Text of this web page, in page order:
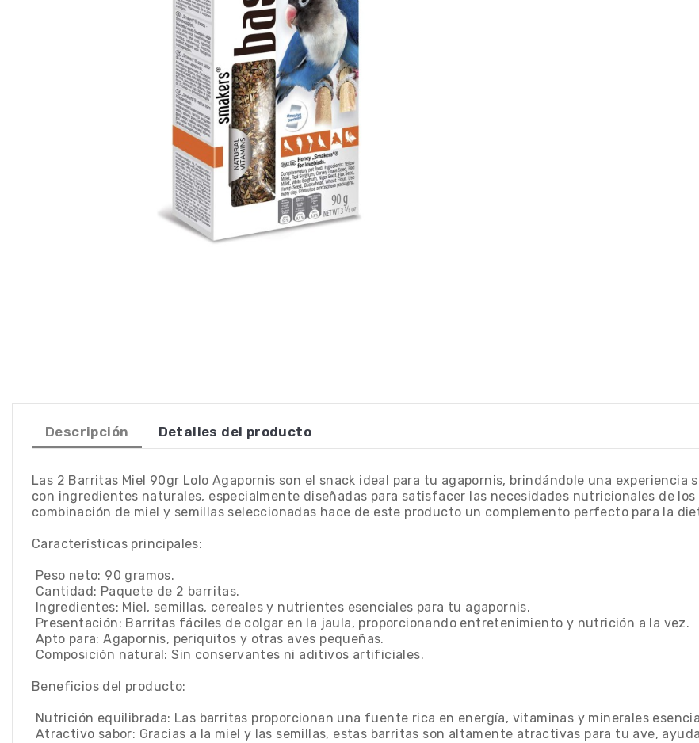
Descripción Detalles del producto
Las 2 Barritas Miel 90gr Lolo Agapornis son el snack ideal para tu agapornis, brindándole una
con ingredientes naturales, especialmente diseñadas para satisfacer las necesidades nutricionales de
combinación de miel y semillas seleccionadas hace de este producto un complemento perfecto para la
Características principales:
 Peso neto: 90 gramos.
 Cantidad: Paquete de 2 barritas.
 Ingredientes: Miel, semillas, cereales y nutrientes esenciales para tu agapornis.
 Presentación: Barritas fáciles de colgar en la jaula, proporcionando entretenimiento y nutrición a la vez.
 Apto para: Agapornis, periquitos y otras aves pequeñas.
 Composición natural: Sin conservantes ni aditivos artificiales.
Beneficios del producto:
 Nutrición equilibrada: Las barritas proporcionan una fuente rica en energía, vitaminas y minerales
 Atractivo sabor: Gracias a la miel y las semillas, estas barritas son altamente atractivas para tu ave,